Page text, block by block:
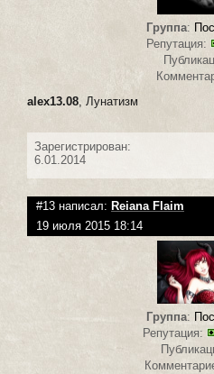
Группа:
Репутация:
alex13.08 , Лунатизм
Зарегистрирован:
6.01.2014
#13 написал: Reiana Flaim
19 июля 2015 18:14
Группа:
Репутация: